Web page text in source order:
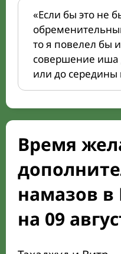
«Если бы это не
то я повелел бы
совершение иша
или до середины
Время
намазов в
на 09